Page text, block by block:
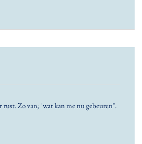
rust. Zo van; "wat kan me nu gebeuren".